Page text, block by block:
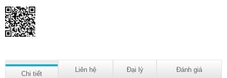
Chi tiết
Liên hệ Đại lý Đánh giá